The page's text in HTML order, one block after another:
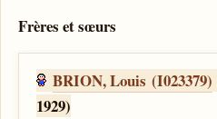
Frères et sœurs
BRION, Louis (I023379)
1929)